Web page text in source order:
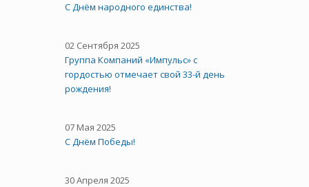
C Днём народного единства!
02 Сентября 2025
Группа Компаний «Импульс» с
гордостью отмечает свой 33-й день
рождения!
07 Мая 2025
С Днём Победы!
30 Апреля 2025